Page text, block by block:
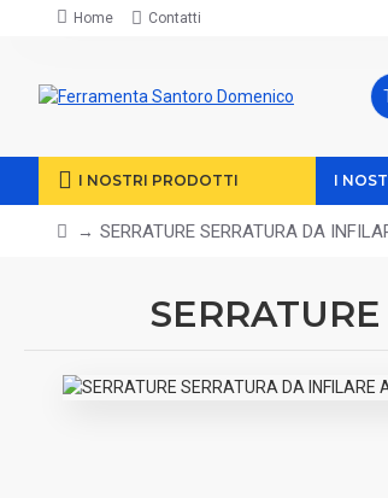
Home Contatti
I NOSTRI PRODOTTI I
SERRATURE SERRATURA DA